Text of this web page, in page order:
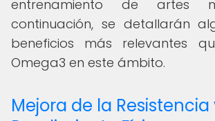
entrenamiento de artes
continuación, se detallarán
beneficios más relevantes
Omega3 en este ámbito.
Mejora de la Resistencia